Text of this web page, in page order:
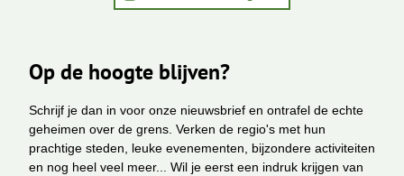
Op de hoogte blijven?
Schrijf je dan in voor onze nieuwsbrief en ontrafel de echte
geheimen over de grens. Verken de regio's met hun
prachtige steden, leuke evenementen, bijzondere activiteiten
en nog heel veel meer... Wil je eerst een indruk krijgen van